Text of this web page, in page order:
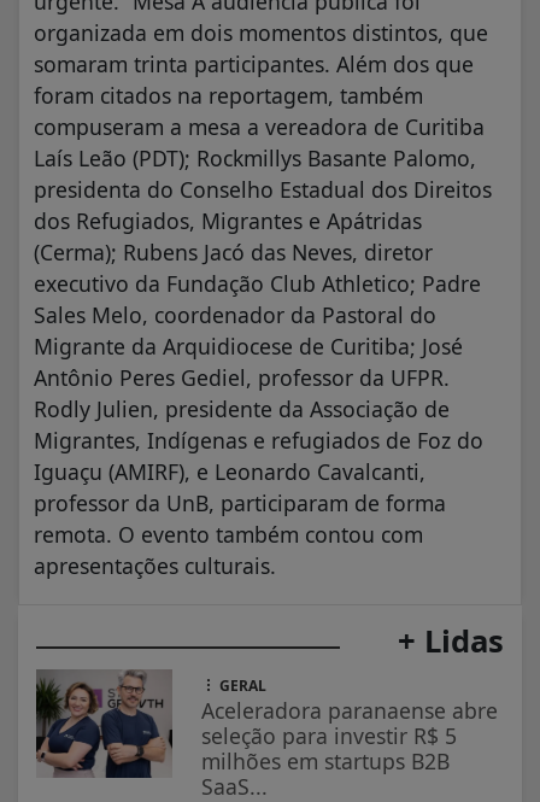
+ Lidas
GERAL
Aceleradora paranaense abre
seleção para investir R$ 5
milhões em startups B2B
SaaS...